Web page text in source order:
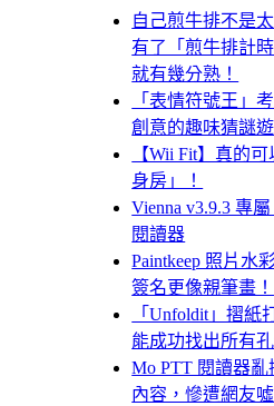
自己煎牛排不是
有了「煎牛排計
就有幾分熟！
「表情符號王」
創意的趣味猜謎
【Wii Fit】真的
身房」！
Vienna v3.9.3 專
閱讀器
Paintkeep 照片水
簽名更像親筆畫！
「Unfoldit」摺紙
能成功找出所有
Mo PTT 閱讀器
內容，慘遭網友噓